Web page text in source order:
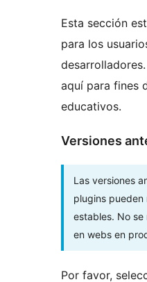
Esta sección
para los
aquí para fines
educativos.
Versiones
Las versiones
plugins pueden
estables. No se
en webs en
Por favor,